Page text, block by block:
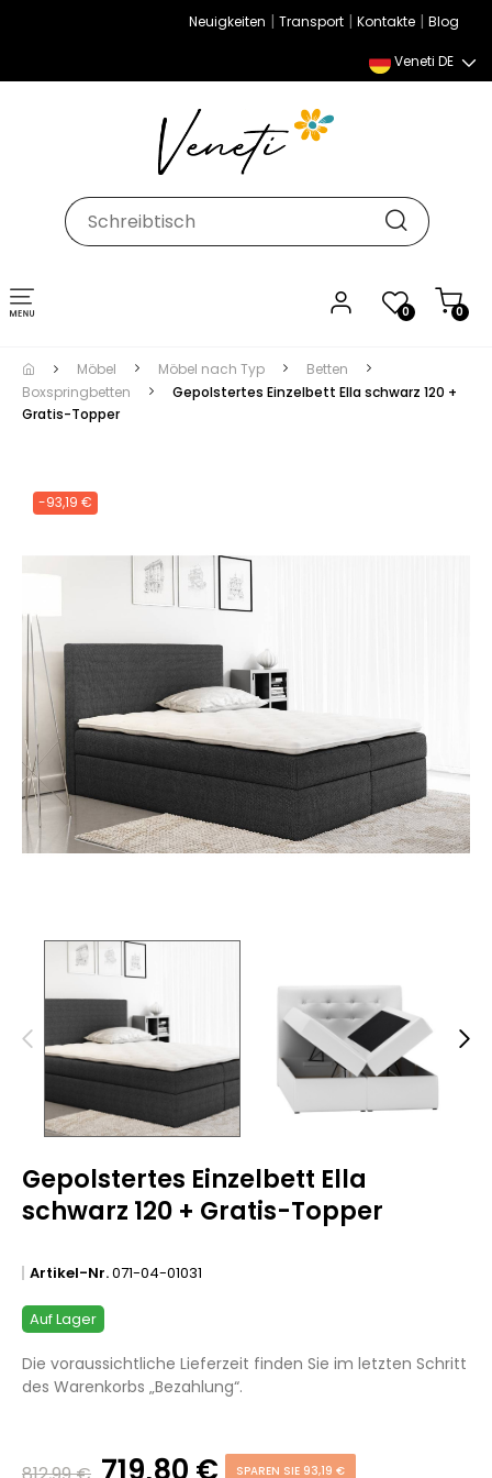
Neuigkeiten | Transport | Kontakte | Blog
Veneti DE
0 0
Umschalten
der
Navigation
Möbel Möbel nach Typ
Betten
Boxspringbetten
Gepolstertes Einzelbett Ella schwarz 120 +
Gratis-Topper
-93,19 €
Gepolstertes Einzelbett Ella
schwarz 120 + Gratis-Topper
Artikel-Nr.071-04-01031
Auf Lager
Die voraussichtliche Lieferzeit finden Sie im letzten Schritt
des Warenkorbs „Bezahlung“.
SPAREN SIE 93,19 €